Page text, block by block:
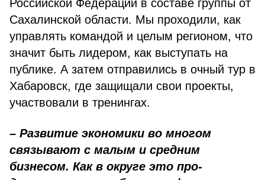
Российской Федерации в составе группы от
Сахалинской об­ласти. Мы проходили, как
управлять командой и целым регионом, что
зна­чит быть лидером, как выступать на
публике. А затем отправились в очный тур в
Хабаровск, где защищали свои проекты,
участвовали в тренингах.
– Развитие экономики во мно­гом
связывают с малым и средним
бизнесом. Как в округе это про­